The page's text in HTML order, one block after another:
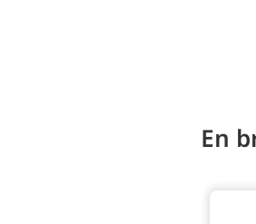
En